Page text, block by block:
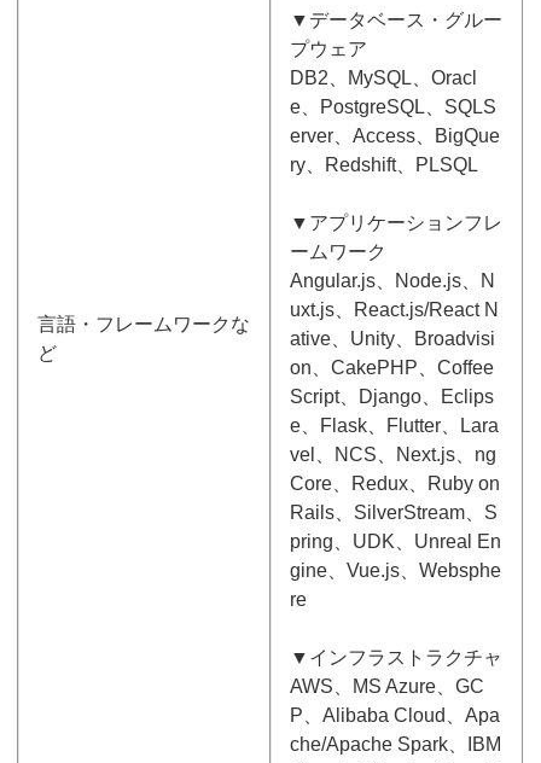
言語・フレームワークな
ど
▼データベース・グルー
プウェア
DB2、MySQL、Oracl
e、PostgreSQL、SQLS
erver、Access、BigQue
ry、Redshift、PLSQL
▼アプリケーションフレ
ームワーク
Angular.js、Node.js、N
uxt.js、React.js/React N
ative、Unity、Broadvisi
on、CakePHP、Coffee
Script、Django、Eclips
e、Flask、Flutter、Lara
vel、NCS、Next.js、ng
Core、Redux、Ruby on
Rails、SilverStream、S
pring、UDK、Unreal En
gine、Vue.js、Websphe
re
▼インフラストラクチャ
AWS、MS Azure、GC
P、Alibaba Cloud、Apa
che/Apache Spark、IBM